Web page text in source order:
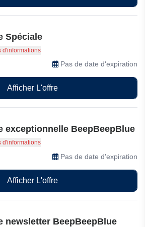
Spéciale
propose une offre spéciale, alors
la dès maintenant et profitez-en !
Plus d'informations
Pas de date d'expiration
Afficher L'offre
exceptionnelle BeepBeepBlue
d'offres exceptionnelles chez
Plus d'informations
Pas de date d'expiration
Afficher L'offre
newsletter BeepBeepBlue